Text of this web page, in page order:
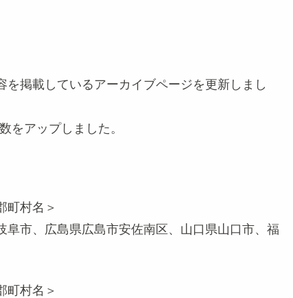
掲載しているアーカイブページを更新しまし
をアップしました。
町村名＞
市、広島県広島市安佐南区、山口県山口市、福
町村名＞